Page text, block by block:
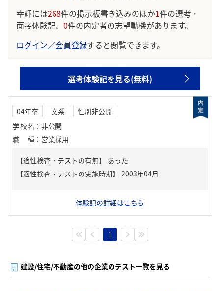
幸輝には268件の掲示板書き込みのほか1件の選考・
面接体験記、 0件の内定者の志望動機があります。
ログイン／会員登録すると閲覧できます。
選考体験記を見る(無料)
04年卒 文系
性別非公開
学校名 ： 非公開
職種 ： 営業採用
【適性検査・テストの有無】 あった
体験記の詳細はこちら
1
建設/住宅/不動産の他の企業のテスト一覧を見る